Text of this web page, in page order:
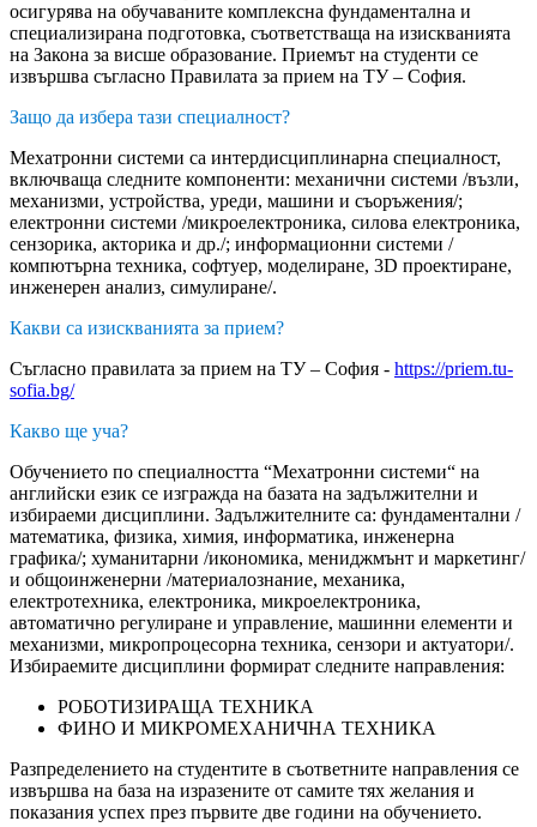
осигурява на обучаваните комплексна фундаментална и
специализирана подготовка, съответстваща на изискванията
на Закона за висше образование. Приемът на студенти се
извършва съгласно Правилата за прием на ТУ – София.
Защо да избера тази специалност?
Мехатронни системи са интердисциплинарна специалност,
включваща следните компоненти: механични системи /възли,
механизми, устройства, уреди, машини и съоръжения/;
електронни системи /микроелектроника, силова електроника,
сензорика, акторика и др./; информационни системи /
компютърна техника, софтуер, моделиране, 3D проектиране,
инженерен анализ, симулиране/.
Какви са изискванията за прием?
Съгласно правилата за прием на ТУ – София - https://priem.tu-
sofia.bg/
Какво ще уча?
Обучението по специалността “Мехатронни системи“ на
английски език се изгражда на базата на задължителни и
избираеми дисциплини. Задължителните са: фундаментални /
математика, физика, химия, информатика, инженерна
графика/; хуманитарни /икономика, мениджмънт и маркетинг/
и общоинженерни /материалознание, механика,
електротехника, електроника, микроелектроника,
автоматично регулиране и управление, машинни елементи и
механизми, микропроцесорна техника, сензори и актуатори/.
Избираемите дисциплини формират следните направления:
РОБОТИЗИРАЩА ТЕХНИКА
ФИНО И МИКРОМЕХАНИЧНА ТЕХНИКА
Разпределението на студентите в съответните направления се
извършва на база на изразените от самите тях желания и
показания успех през първите две години на обучението.